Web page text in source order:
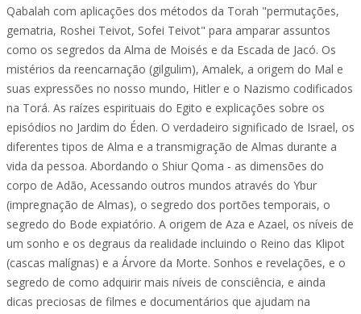
Qabalah com aplicações dos métodos da Torah "permutações,
gematria, Roshei Teivot, Sofei Teivot" para amparar assuntos
como os segredos da Alma de Moisés e da Escada de Jacó. Os
mistérios da reencarnação (gilgulim), Amalek, a origem do Mal e
suas expressões no nosso mundo, Hitler e o Nazismo codificados
na Torá. As raízes espirituais do Egito e explicações sobre os
episódios no Jardim do Éden. O verdadeiro significado de Israel, os
diferentes tipos de Alma e a transmigração de Almas durante a
vida da pessoa. Abordando o Shiur Qoma - as dimensões do
corpo de Adão, Acessando outros mundos através do Ybur
(impregnação de Almas), o segredo dos portões temporais, o
segredo do Bode expiatório. A origem de Aza e Azael, os níveis de
um sonho e os degraus da realidade incluindo o Reino das Klipot
(cascas malígnas) e a Árvore da Morte. Sonhos e revelações, e o
segredo de como adquirir mais níveis de consciência, e ainda
dicas preciosas de filmes e documentários que ajudam na